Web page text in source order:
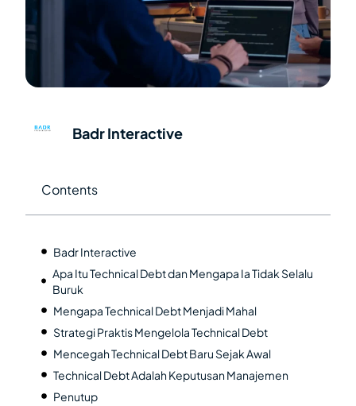
Badr Interactive
Contents
Badr Interactive
Apa Itu Technical Debt dan Mengapa Ia Tidak Selalu
Buruk
Mengapa Technical Debt Menjadi Mahal
Strategi Praktis Mengelola Technical Debt
Mencegah Technical Debt Baru Sejak Awal
Technical Debt Adalah Keputusan Manajemen
Penutup